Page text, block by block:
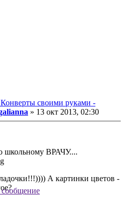
своими руками -
» 13 окт 2013, 02:30
школьному ВРАЧУ....
А картинки цветов -